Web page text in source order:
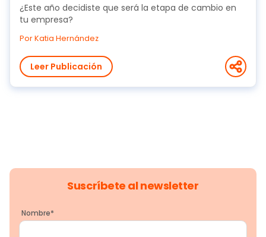
¿Este año decidiste que será la etapa de cambio en
tu empresa?
Por Katia Hernández
Leer Publicación
Suscríbete al newsletter
Nombre*